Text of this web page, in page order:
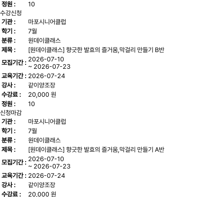
정원 :
10
수강신청
기관 :
마포시니어클럽
학기 :
7월
분류 :
원데이클래스
제목 :
[원데이클래스] 향긋한 발효의 즐거움,막걸리 만들기 B반
모집기간 : 2026-07-10
~ 2026-07-23
교육기간 : 2026-07-24
강사 :
같이양조장
수강료 :
20,000 원
정원 :
10
신청마감
기관 :
마포시니어클럽
학기 :
7월
분류 :
원데이클래스
제목 :
[원데이클래스] 향긋한 발효의 즐거움,막걸리 만들기 A반
모집기간 : 2026-07-10
~ 2026-07-23
교육기간 : 2026-07-24
강사 :
같이양조장
수강료 :
20,000 원